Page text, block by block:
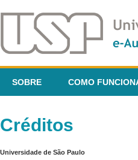
SOBRE COMO
Créditos
Universidade de São Paulo